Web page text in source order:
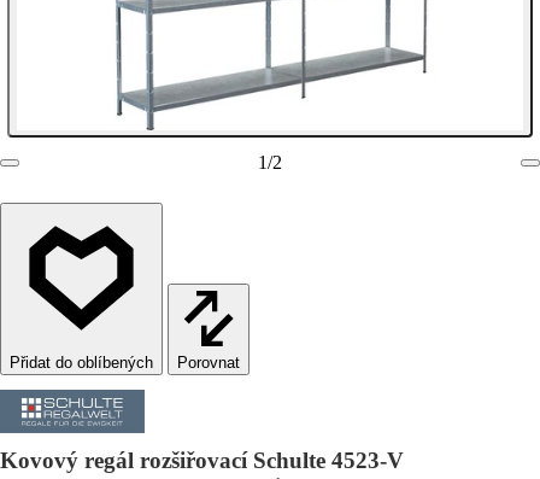
1/2
Porovnat
Kovový regál rozšiřovací Schulte 4523-V